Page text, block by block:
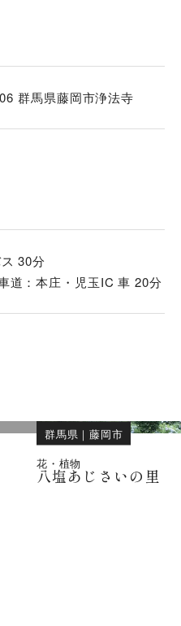
群馬県藤岡市浄法寺
30分
道：本庄・児玉IC 車 20分
群馬県 ｜藤岡市
花・植物
八塩あじさいの里